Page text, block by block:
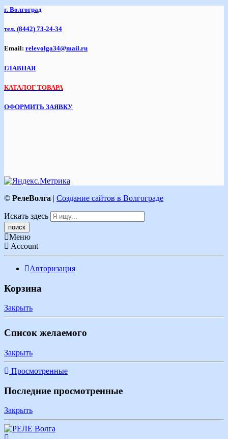
г. Волгоград
тел. (8442) 73-24-34
Email: relevolga34@mail.ru
ГЛАВНАЯ
КАТАЛОГ ТОВАРА
ОФОРМИТЬ ЗАЯВКУ
© РелеВолга | Создание сайтов в Волгограде
Искать здесь
Меню
Account
Авторизация
Корзина
Закрыть
Список желаемого
Закрыть
Просмотренные
Последние просмотренные
Закрыть